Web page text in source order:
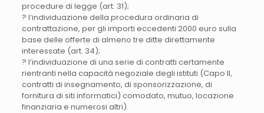
procedure di legge (art. 31);
? l’individuazione della procedura ordinaria di
contrattazione, per gli importi eccedenti 2000 euro sulla
base delle offerte di almeno tre ditte direttamente
interessate (art. 34);
? l’individuazione di una serie di contratti certamente
rientranti nella capacità negoziale degli istituti (Capo II,
contratti di insegnamento, di sponsorizzazione, di
fornitura di siti informatici) comodato, mutuo, locazione
finanziaria e numerosi altri).